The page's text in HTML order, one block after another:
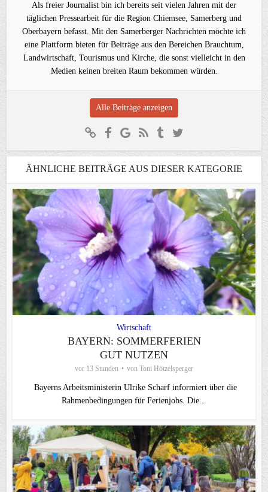
Als freier Journalist bin ich bereits seit vielen Jahren mit der
täglichen Pressearbeit für die Region Chiemsee, Samerberg und
Oberbayern befasst. Mit den Samerberger Nachrichten möchte ich
eine Plattform bieten für Beiträge aus den Bereichen Brauchtum,
Landwirtschaft, Tourismus und Kirche, die sonst vielleicht in den
Medien keinen breiten Raum bekommen würden.
Alle Beiträge anzeigen
ÄHNLICHE BEITRÄGE AUS DIESER KATEGORIE
Wirtschaft
BAYERN: SOMMERFERIEN
GUT NUTZEN
vor 13 Stunden von Toni Hötzelsperger
Bayerns Arbeitsministerin Ulrike Scharf informiert über die
Rahmenbedingungen für Ferienjobs. Die...